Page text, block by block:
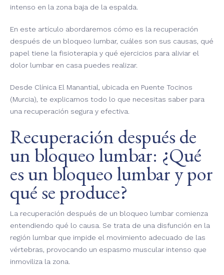
intenso en la zona baja de la espalda.
En este artículo abordaremos cómo es la recuperación
después de un bloqueo lumbar, cuáles son sus causas, qué
papel tiene la fisioterapia y qué ejercicios para aliviar el
dolor lumbar en casa puedes realizar.
Desde Clínica El Manantial, ubicada en Puente Tocinos
(Murcia), te explicamos todo lo que necesitas saber para
una recuperación segura y efectiva.
Recuperación después de
un bloqueo lumbar: ¿Qué
es un bloqueo lumbar y por
qué se produce?
La recuperación después de un bloqueo lumbar comienza
entendiendo qué lo causa. Se trata de una disfunción en la
región lumbar que impide el movimiento adecuado de las
vértebras, provocando un espasmo muscular intenso que
inmoviliza la zona.